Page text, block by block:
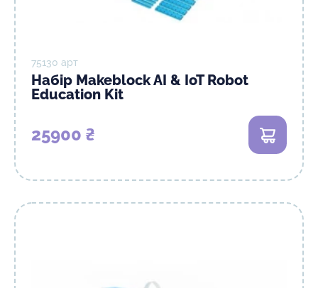
75130 арт
Набір Makeblock AI & IoT Robot
Education Kit
25900 ₴